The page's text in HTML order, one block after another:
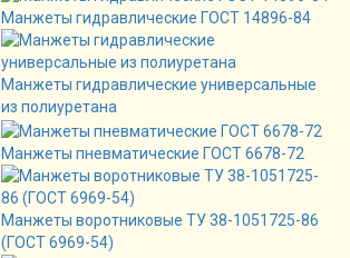
Манжеты гидравлические ГОСТ 14896-84
Манжеты гидравлические универсальные
из полиуретана
Манжеты пневматические ГОСТ 6678-72
Манжеты воротниковые ТУ 38-1051725-86
(ГОСТ 6969-54)